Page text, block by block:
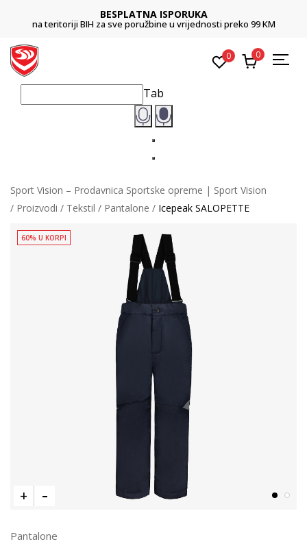
BESPLATNA ISPORUKA
na teritoriji BIH za sve poružbine u vrijednosti preko 99 KM
0 0
Tab
Sport Vision – Prodavnica Sportske opreme | Sport Vision
Proizvodi
Tekstil Pantalone Icepeak SALOPETTE
60% U KORPI
Pantalone